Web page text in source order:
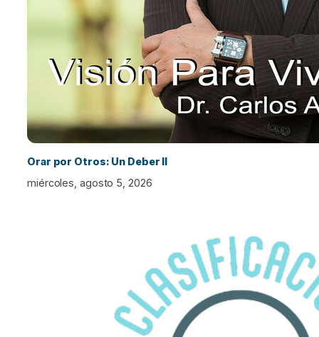
Orar por Otros: Un Deber II
miércoles, agosto 5, 2026